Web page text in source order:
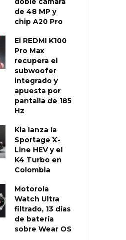
de 48 MP y
chip A20 Pro
El REDMI K100
Pro Max
recupera el
subwoofer
integrado y
apuesta por
pantalla de 185
Hz
Kia lanza la
Sportage X-
Line HEV y el
K4 Turbo en
Colombia
Motorola
Watch Ultra
filtrado, 13 días
de batería
sobre Wear OS